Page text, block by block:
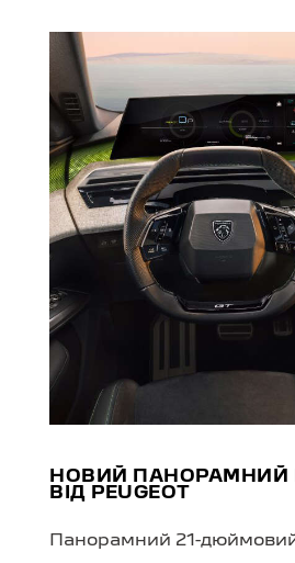
НОВИЙ ПАНОРАМНИЙ I-
ВІД PEUGEOT
Панорамний 21-